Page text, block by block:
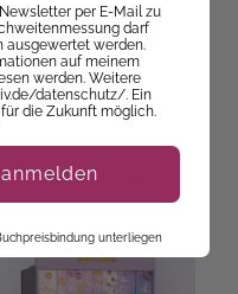
Neuheiten!
per E-Mail zu
darf
ausgewertet werden.
auf meinem
werden. Weitere
datenschutz/. Ein
die Zukunft möglich.
unterliegen